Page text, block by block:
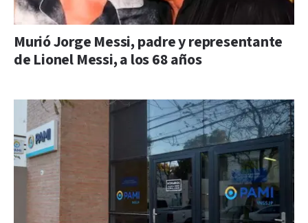
Murió Jorge Messi, padre y representante
de Lionel Messi, a los 68 años